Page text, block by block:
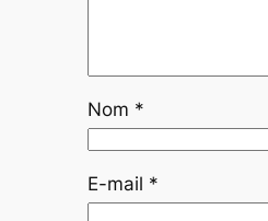
Nom *
E-mail *